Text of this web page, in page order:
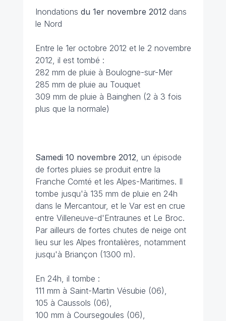
Inondations du 1er novembre 2012 dans
le Nord
Entre le 1er octobre 2012 et le 2 novembre
2012, il est tombé :
282 mm de pluie à Boulogne-sur-Mer
285 mm de pluie au Touquet
309 mm de pluie à Bainghen (2 à 3 fois
plus que la normale)
Samedi 10 novembre 2012 , un épisode
de fortes pluies se produit entre la
Franche Comté et les Alpes-Maritimes. Il
tombe jusqu'à 135 mm de pluie en 24h
dans le Mercantour, et le Var est en crue
entre Villeneuve-d'Entraunes et Le Broc.
Par ailleurs de fortes chutes de neige ont
lieu sur les Alpes frontalières, notamment
jusqu'à Briançon (1300 m).
En 24h, il tombe :
111 mm à Saint-Martin Vésubie (06),
105 à Caussols (06),
100 mm à Coursegoules (06),